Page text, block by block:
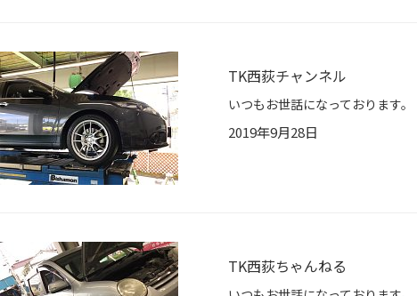
TK西荻チャンネル
2019年9月28日
TK西荻ちゃんねる